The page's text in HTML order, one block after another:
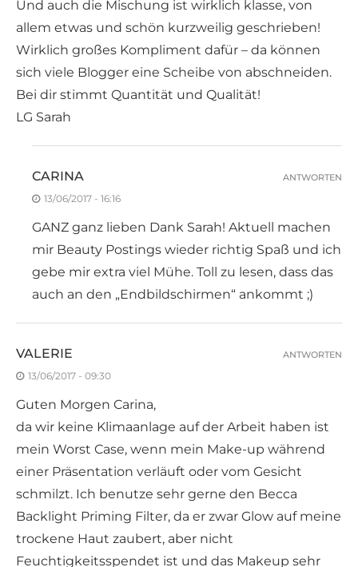
Und auch die Mischung ist wirklich klasse, von
allem etwas und schön kurzweilig geschrieben!
Wirklich großes Kompliment dafür – da können
sich viele Blogger eine Scheibe von abschneiden.
Bei dir stimmt Quantität und Qualität!
LG Sarah
CARINA
13/06/2017 - 16:16
GANZ ganz lieben Dank Sarah! Aktuell machen
mir Beauty Postings wieder richtig Spaß und ich
gebe mir extra viel Mühe. Toll zu lesen, dass das
auch an den „Endbildschirmen“ ankommt ;)
ANTWORTEN
VALERIE
13/06/2017 - 09:30
Guten Morgen Carina,
da wir keine Klimaanlage auf der Arbeit haben ist
mein Worst Case, wenn mein Make-up während
einer Präsentation verläuft oder vom Gesicht
schmilzt. Ich benutze sehr gerne den Becca
Backlight Priming Filter, da er zwar Glow auf meine
trockene Haut zaubert, aber nicht
Feuchtigkeitsspendet ist und das Makeup sehr
ANTWORTEN